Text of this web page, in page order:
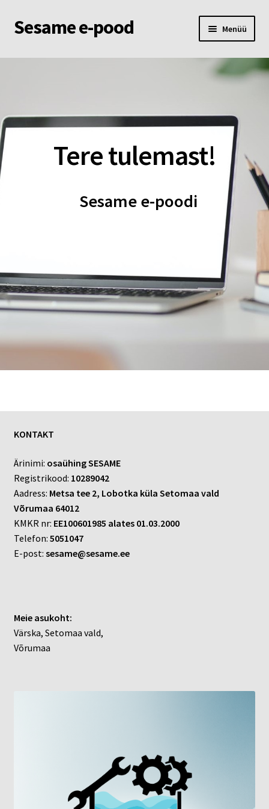
Liigu
navigeerimisele
Liigu
sisu
Sesame e-pood Menüü
Esileht
Ostukorv
Minu kontoTere tulemast!
Sesame e-poodi
KONTAKT
Ärinimi: osaühing SESAME
Registrikood: 10289042
Aadress: Metsa tee 2, Lobotka küla Setomaa vald
Võrumaa 64012
KMKR nr: EE100601985 alates 01.03.2000
Telefon: 5051047
E-post: sesame@sesame.ee
Meie asukoht:
Värska, Setomaa vald,
Võrumaa